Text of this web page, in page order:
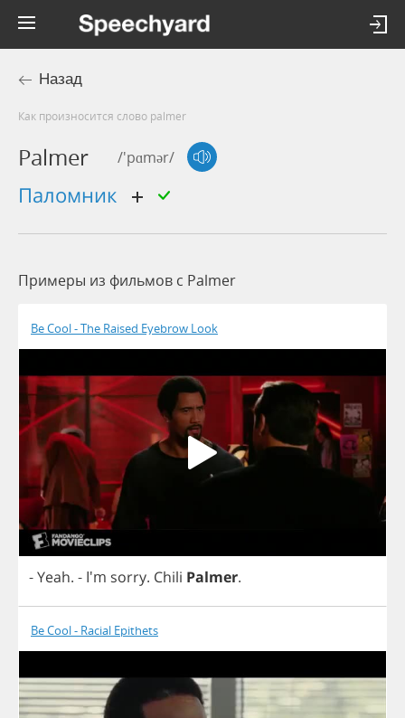
Назад
Как произносится слово palmer
Palmer /'pɑmər/
паломник
Примеры из фильмов c Palmer
Be Cool - The Raised Eyebrow Look
-Yeah. - I'm sorry. Chili Palmer.
Be Cool - Racial Epithets